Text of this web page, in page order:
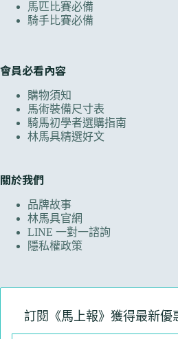
馬匹比賽必備
騎手比賽必備
會員必看內容
購物須知
馬術裝備尺寸表
騎馬初學者選購指南
林馬具精選好文
關於我們
品牌故事
林馬具官網
LINE 一對一諮詢
隱私權政策
訂閱《馬上報》獲得最新優